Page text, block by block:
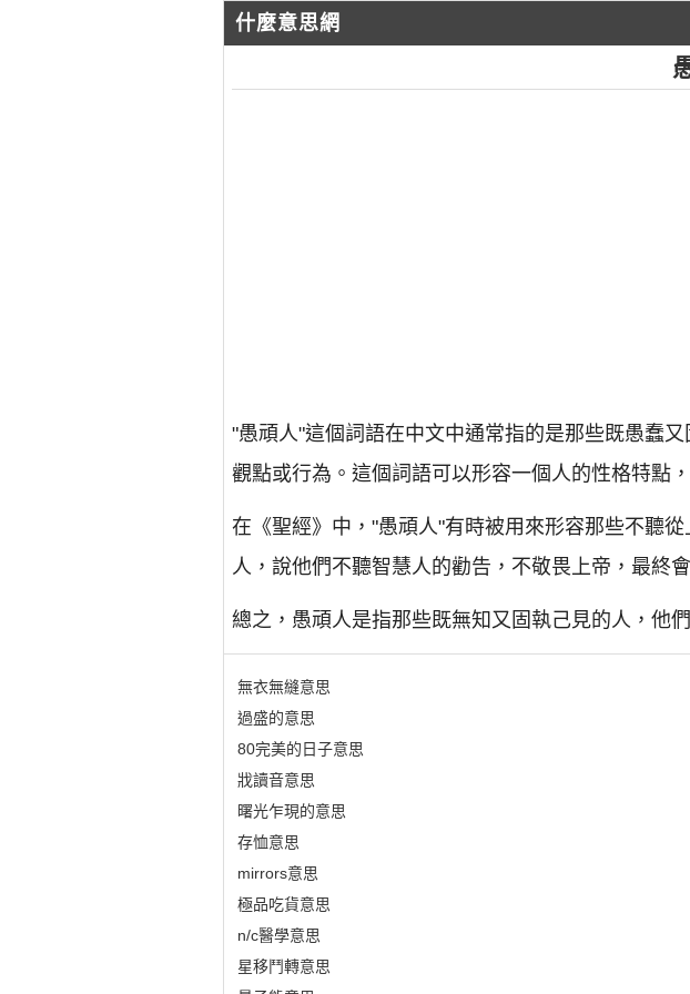
什麼意思網
"愚頑人"這個詞語在中文中通常指的是那些既愚蠢
觀點或行為。這個詞語可以形容一個人的性格特點
在《聖經》中，"愚頑人"有時被用來形容那些不聽
人，說他們不聽智慧人的勸告，不敬畏上帝，最終
總之，愚頑人是指那些既無知又固執己見的人，他
無衣無縫意思
過盛的意思
80完美的日子意思
戕讀音意思
曙光乍現的意思
存恤意思
mirrors意思
極品吃貨意思
n/c醫學意思
星移鬥轉意思